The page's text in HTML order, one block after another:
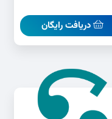
دریافت رایگان